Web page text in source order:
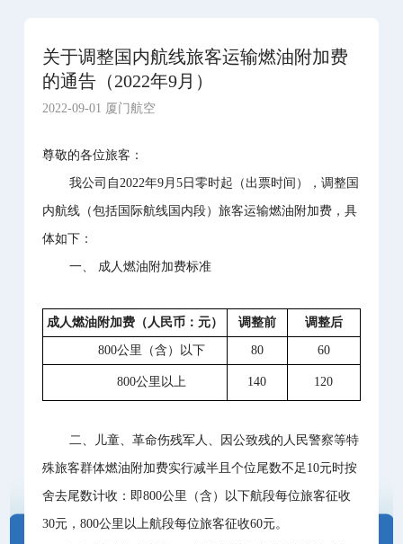
关于调整国内航线旅客运输燃油附加费
的通告（2022年9月）
2022-09-01 厦门航空
尊敬的各位旅客：
我公司自2022年9月5日零时起（出票时间），调整国
内航线（包括国际航线国内段）旅客运输燃油附加费，具
体如下：
一、 成人燃油附加费标准
成人燃油附加费（人民币：元） 调整前 调整后
800公里（含）以下 80 60
800公里以上 140 120
二、儿童、革命伤残军人、因公致残的人民警察等特
殊旅客群体燃油附加费实行减半且个位尾数不足10元时按
舍去尾数计收：即800公里（含）以下航段每位旅客征收
30元，800公里以上航段每位旅客征收60元。